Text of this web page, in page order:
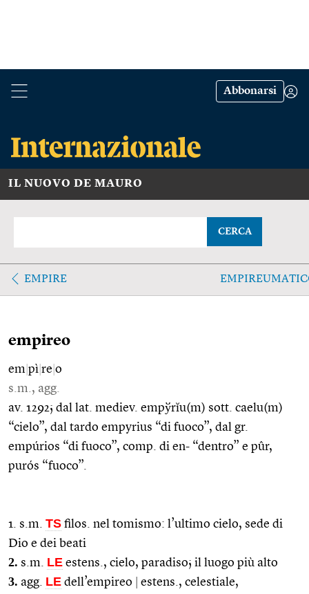
Abbonarsi
IL NUOVO DE MAURO
CERCA
EMPIRE
empireo
em pì re o
s.m., agg.
av. 1292; dal lat. mediev. empўrĭu(m) sott. caelu(m)
“cielo”, dal tardo empyrius “di fuoco”, dal gr.
empúrios “di fuoco”, comp. di en- “dentro” e pûr,
purós “fuoco”.
1. s.m. TS filos. nel tomismo: l’ultimo cielo, sede di
Dio e dei beati
2. s.m. LE estens., cielo, paradiso; il luogo più alto
3. agg. LE dell’empireo
estens., celestiale,